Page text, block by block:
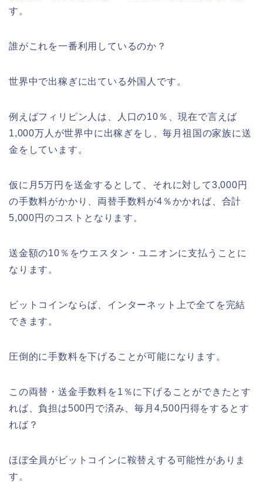
す。
誰がこれを一番利用しているのか？
世界中で出稼ぎに出ている外国人です。
例えばフィリピン人は、人口の10％、現在で言えば
1,000万人が世界中に出稼ぎをし、毎月祖国の家族に送
金をしています。
仮に月5万円を送金するとして、それに対して3,000円
の手数料がかかり、両替手数料が4％かかれば、合計
5,000円のコストとなります。
送金額の10％をウエスタン・ユニオンに支払うことに
なります。
ビットコインならば、インターネット上で全てを完結
できます。
圧倒的に手数料を下げることが可能になります。
この両替・送金手数料を1％に下げることができたとす
れば、負担は500円で済み、毎月4,500円得をするとす
れば？
ほぼ全員がビットコインに鞍替えする可能性がありま
す。